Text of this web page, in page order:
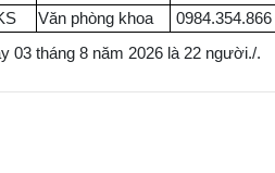
Văn phòng khoa 0984.354.866
03 tháng 8 năm 2026 là 22 người./.